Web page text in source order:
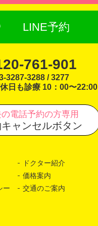
LINE予約
761-901
3287-3288 / 3277
日も診療 10：00〜22:00
電話予約の方専用
ャンセルボタン
ドクター紹介
価格案内
ー
交通のご案内